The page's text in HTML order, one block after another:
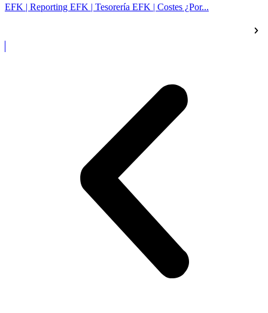
EFK | Reporting EFK | Tesorería EFK | Costes ¿Por...